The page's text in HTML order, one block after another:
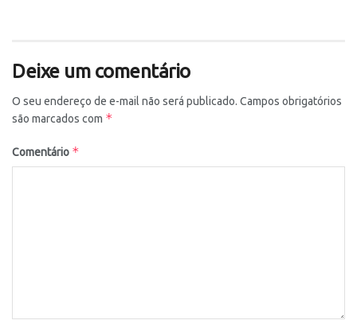
Deixe um comentário
O seu endereço de e-mail não será publicado. Campos obrigatórios
são marcados com *
Comentário *